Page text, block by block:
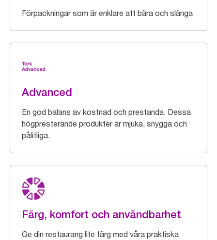
Förpackningar som är enklare att bära och slänga
Advanced
En god balans av kostnad och prestanda. Dessa
högpresterande produkter är mjuka, snygga och
pålitliga.
Färg, komfort och användbarhet
Ge din restaurang lite färg med våra praktiska